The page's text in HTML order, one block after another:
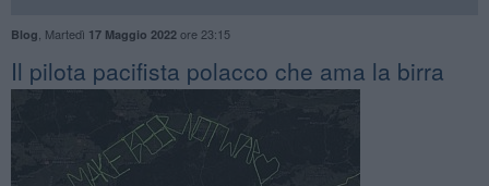
Blog Martedì 17 Maggio 2022ore 23:15
​Il pilota pacifista polacco che ama la birra